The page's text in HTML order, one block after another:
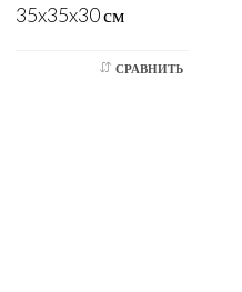
35x35x30 см
СРАВНИТЬ